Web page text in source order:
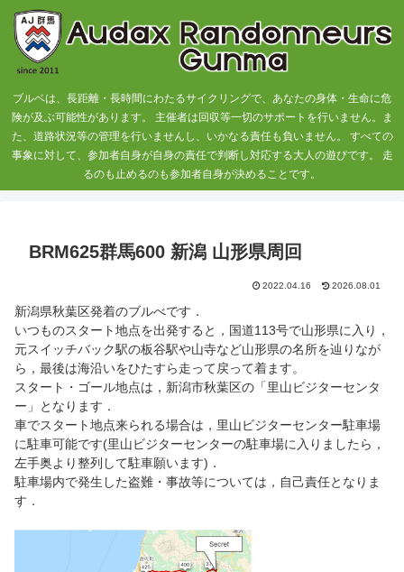
ブルベは、長距離・長時間にわたるサイクリングで、あなたの身体・生命に危
険が及ぶ可能性があります。 主催者は回収等一切のサポートを行いません。ま
た、道路状況等の管理を行いませんし、いかなる責任も負いません。 すべての
事象に対して、参加者自身が自身の責任で判断し対応する大人の遊びです。 走
るのも止めるのも参加者自身が決めることです。
BRM625群馬600 新潟 山形県周回
2022.04.16 2026.08.01
新潟県秋葉区発着のブルべです．
いつものスタート地点を出発すると，国道113号で山形県に入り，
元スイッチバック駅の板谷駅や山寺など山形県の名所を辿りなが
ら，最後は海沿いをひたすら走って戻って着ます。
スタート・ゴール地点は，新潟市秋葉区の「里山ビジターセンタ
ー」となります．
車でスタート地点来られる場合は，里山ビジターセンター駐車場
に駐車可能です(里山ビジターセンターの駐車場に入りましたら，
左手奥より整列して駐車願います)．
駐車場内で発生した盗難・事故等については，自己責任となりま
す．